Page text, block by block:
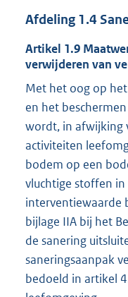
Afdeling 1.4
Artikel 1.9
verwijderen van
Met het oog op
en het
wordt, in afwijking
activiteiten
bodem op een
vluchtige stoffen
interventiewaarde
bijlage IIA bij het
de sanering
saneringsaanpak
bedoeld in artikel